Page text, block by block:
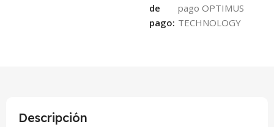
de
pago:
Descripción